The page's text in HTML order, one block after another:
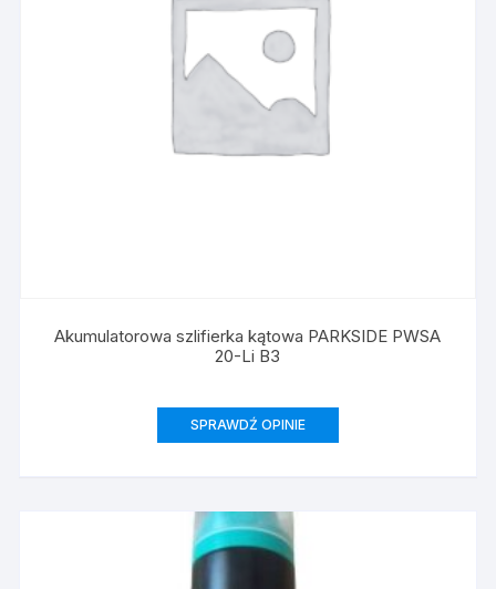
Akumulatorowa szlifierka kątowa PARKSIDE PWSA
20-Li B3
SPRAWDŹ OPINIE